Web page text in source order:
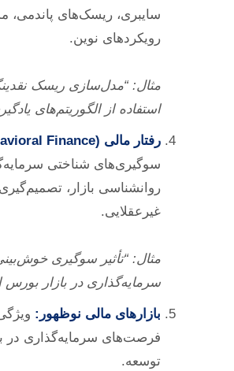
سایبری، ریسک‌های پاندمی،
رویکردهای نوین.
مثال: “مدل‌سازی ریسک
استفاده از الگوریتم‌های
رفتار مالی (Behavioral Finance):
سوگیری‌های شناختی
روانشناسی بازار،
غیرعقلایی.
مثال: “تأثیر سوگیری
سرمایه‌گذاری در بازار بورس
بازارهای مالی نوظهور:
فرصت‌های سرمایه‌گذاری در
توسعه.